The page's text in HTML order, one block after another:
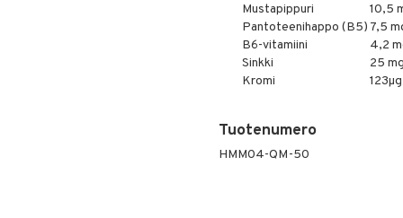
Mustapippuri
10,5
Pantoteenihappo (B5) 7,5
B6-vitamiini
4,2
Sinkki
25
Kromi
Tuotenumero
HMM04-QM-50